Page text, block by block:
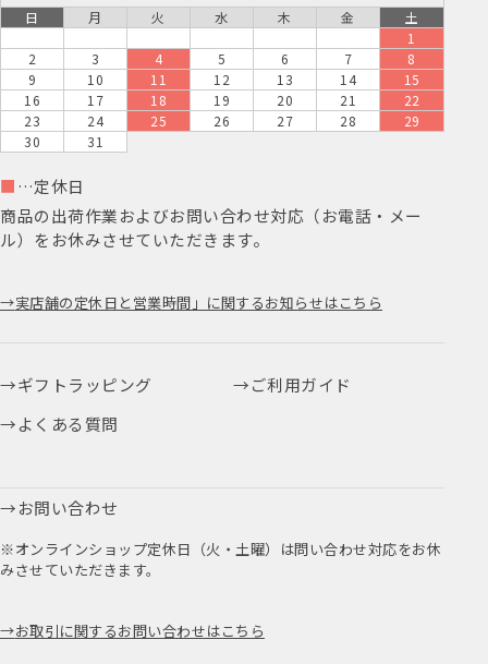
日 月 火 水 木 金
土
1
2
3 4 5 6 7
8
9
10 11 12 13 14
15
16
17 18 19 20 21
22
23
24 25 26 27 28
29
30
31
■ …定休日
商品の出荷作業およびお問い合わせ対応（お電話・メー
ル）をお休みさせていただきます。
実店舗の定休日と営業時間」に関するお知らせはこちら
ギフトラッピング
ご利用ガイド
よくある質問
お問い合わせ
※オンラインショップ定休日（火・土曜）は問い合わせ対応をお休
みさせていただきます。
お取引に関するお問い合わせはこちら